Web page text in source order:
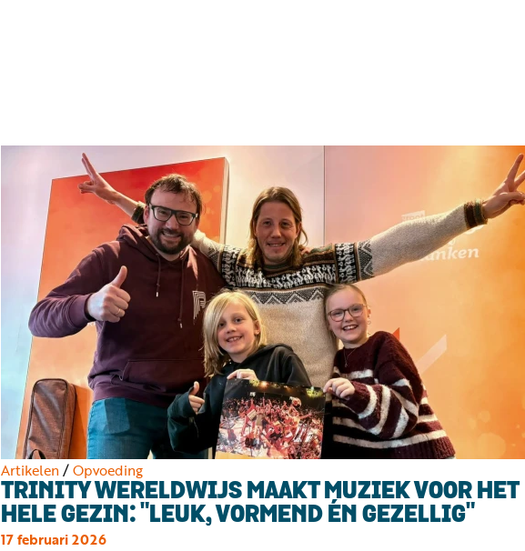
Artikelen/Opvoeding
TRINITY WERELDWIJS MAAKT MUZIEK VOOR HET
HELE GEZIN: "LEUK, VORMEND ÉN GEZELLIG"
17 februari 2026